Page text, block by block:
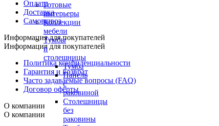
Готовые
интерьеры
Коллекции
мебели
Тумбы
и
столешницы
Тумба
Панель
с
раковиной
Столешницы
без
раковины
Оплата
Доставка
Самовывоз
Информация для покупателей
Информация для покупателей
Политика конфиденциальности
Гарантия и возврат
Часто задаваемые вопросы (FAQ)
Договор оферты
О компании
О компании